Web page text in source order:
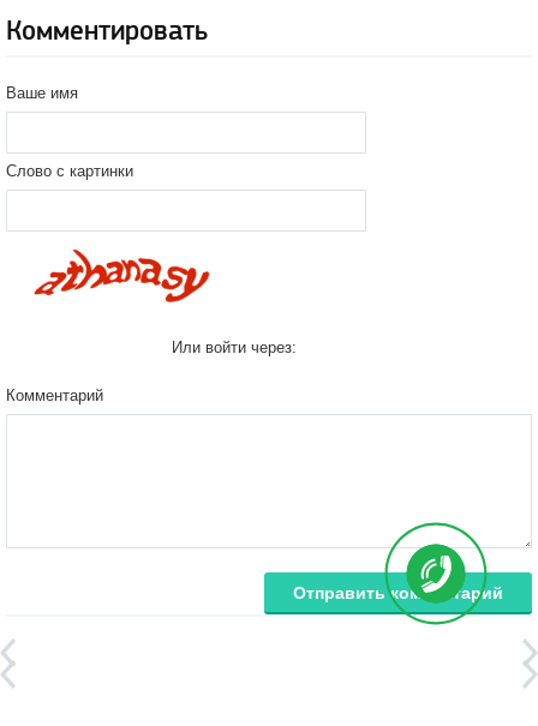
Комментировать
Ваше имя
Слово с картинки
Или войти через:
Комментарий
Отправить комментарий